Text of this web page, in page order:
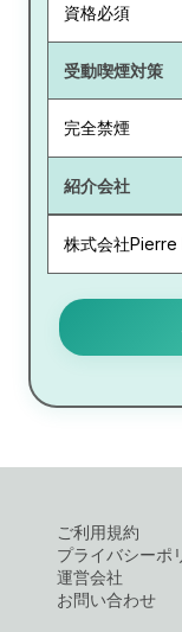
資格必須
受動喫煙対策
完全禁煙
紹介会社
株式会社Pierre
ご利用規約
プライバシーポ
運営会社
お問い合わせ